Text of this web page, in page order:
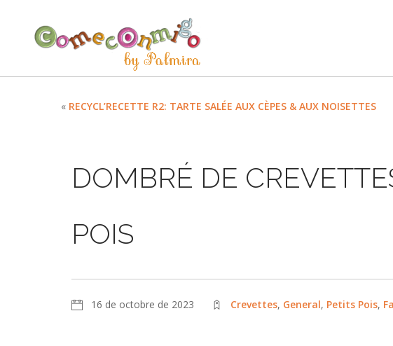
« RECYCL’RECETTE R2: TARTE SALÉE AUX CÈPES & AUX NOISETTES
DOMBRÉ DE
POIS
16 de octobre de 2023 Crevettes, General, Petits Pois,